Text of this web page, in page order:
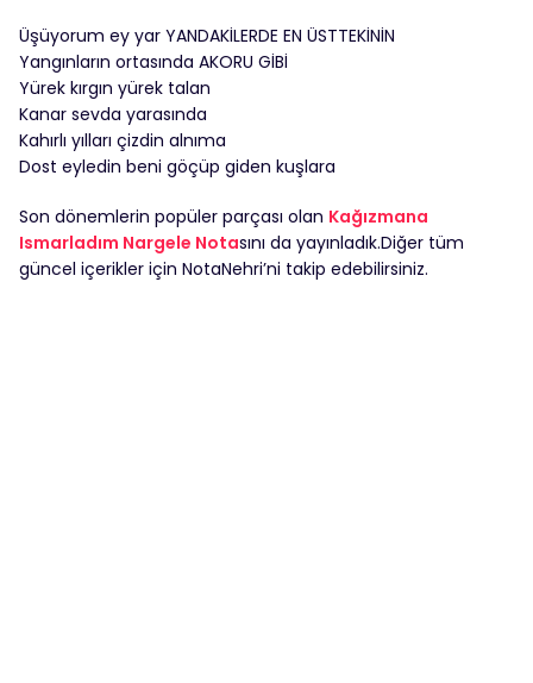
Üşüyorum ey yar YANDAKİLERDE EN ÜSTTEKİNİN
Yangınların ortasında AKORU GİBİ
Yürek kırgın yürek talan
Kanar sevda yarasında
Kahırlı yılları çizdin alnıma
Dost eyledin beni göçüp giden kuşlara
Son dönemlerin popüler parçası olan Kağızmana
Ismarladım Nargele Notasını da yayınladık.Diğer tüm
güncel içerikler için NotaNehri’ni takip edebilirsiniz.